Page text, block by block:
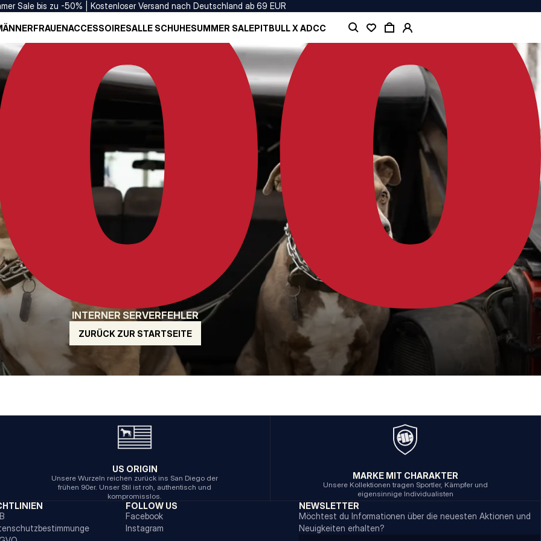
Sale bis zu -50% | Kostenloser Versand nach Deutschland ab 69 EUR
FRAUENACCESSOIRESALLE SCHUHESUMMER SALEPITBULL X ADCC
INTERNER SERVERFEHLER
ZURÜCK ZUR STARTSEITE
US ORIGIN
Unsere Wurzeln reichen zurück ins San Diego der
frühen 90er. Unser Stil ist roh, authentisch und
kompromisslos.
MARKE MIT CHARAKTER
Unsere Kollektionen tragen Sportler, Kämpfer und
eigensinnige Individualisten
FOLLOW US
Facebook
Instagram
NEWSLETTER
Möchtest du Informationen über die neuesten Aktionen und
Neuigkeiten erhalten?